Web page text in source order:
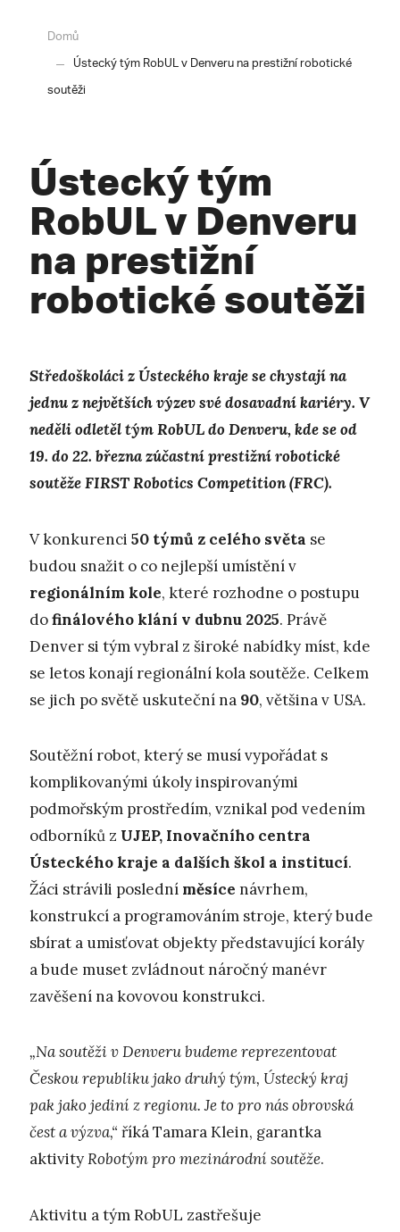
Domů
Ústecký tým RobUL v Denveru na prestižní robotické
soutěži
Ústecký tým
RobUL v Denveru
na prestižní
robotické soutěži
Středoškoláci z Ústeckého kraje se chystají na
jednu z největších výzev své dosavadní kariéry. V
neděli odletěl tým RobUL do Denveru, kde se od
19. do 22. března zúčastní prestižní robotické
soutěže FIRST Robotics Competition (FRC).
V konkurenci 50 týmů z celého světa se
budou snažit o co nejlepší umístění v
regionálním kole, které rozhodne o postupu
dofinálového klání v dubnu 2025. Právě
Denver si tým vybral z široké nabídky míst, kde
se letos konají regionální kola soutěže. Celkem
se jich po světě uskuteční na 90, většina v USA.
Soutěžní robot, který se musí vypořádat s
komplikovanými úkoly inspirovanými
podmořským prostředím, vznikal pod vedením
odborníků z UJEP, Inovačního centra
Ústeckého kraje a dalších škol a institucí.
Žáci strávili poslední měsíce návrhem,
konstrukcí a programováním stroje, který bude
sbírat a umisťovat objekty představující korály
a bude muset zvládnout náročný manévr
zavěšení na kovovou konstrukci.
„Na soutěži v Denveru budeme reprezentovat
Českou republiku jako druhý tým, Ústecký kraj
pak jako jediní z regionu. Je to pro nás obrovská
čest a výzva,“ říká Tamara Klein, garantka
aktivityRobotým pro mezinárodní soutěže.
Aktivitu a tým RobUL zastřešuje